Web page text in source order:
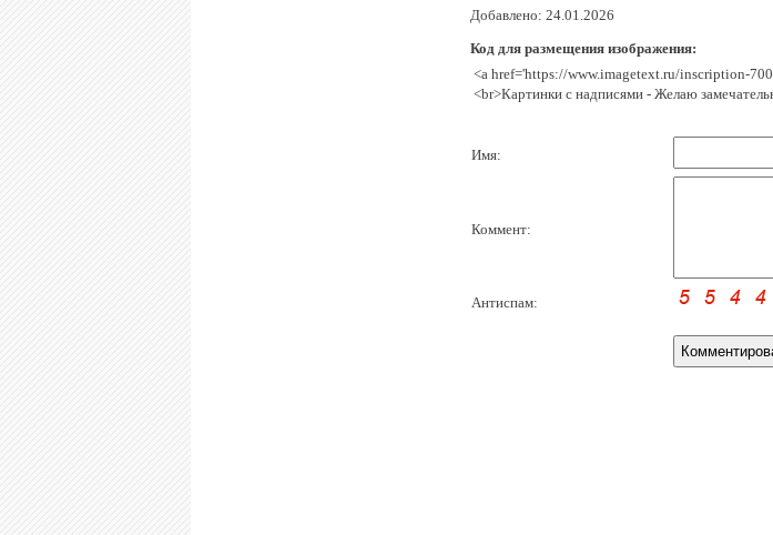
Добавлено: 24.01.2026
Код для размещения изображения:
<a href='https://www.imagetext.ru/inscription-
<br>Картинки с надписями - Желаю
Имя:
Коммент:
Антиспам: